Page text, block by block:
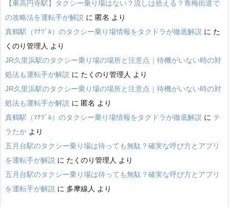
【東高円寺駅】タクシー乗り場はない？流しは拾える？青梅街道で
の攻略法を運転手が解説 に 匿名 より
真鶴駅（ﾏﾅﾂﾞﾙ）のタクシー乗り場情報をタクドラが徹底解説 に た
くのり管理人 より
JR久里浜駅のタクシー乗り場の場所と注意点｜待機がいない時の対
処法も運転手が解説 に たくのり管理人 より
JR久里浜駅のタクシー乗り場の場所と注意点｜待機がいない時の対
処法も運転手が解説 に 匿名 より
真鶴駅（ﾏﾅﾂﾞﾙ）のタクシー乗り場情報をタクドラが徹底解説 に テ
ラたか より
五月台駅のタクシー乗り場は待っても無駄？確実な呼び方とアプリ
を運転手が解説 に たくのり管理人 より
五月台駅のタクシー乗り場は待っても無駄？確実な呼び方とアプリ
を運転手が解説 に 多摩線人 より